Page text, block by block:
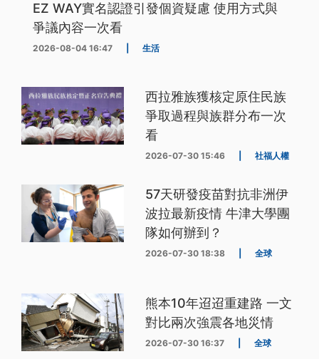
EZ WAY實名認證引發個資疑慮 使用方式與
爭議內容一次看
2026-08-04 16:47 生活
西拉雅族獲核定原住民族
爭取過程與族群分布一次
看
2026-07-30 15:46 社福人權
57天研發疫苗對抗非洲伊
波拉最新疫情 牛津大學團
隊如何辦到？
2026-07-30 18:38 全球
熊本10年迢迢重建路 一文
對比兩次強震各地災情
2026-07-30 16:37 全球